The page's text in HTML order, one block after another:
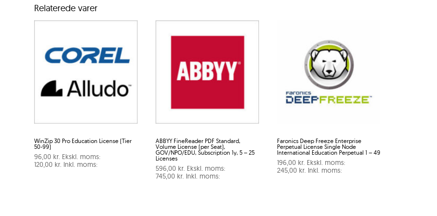
Relaterede varer
WinZip 30 Pro Education License (Tier
50-99)
96,00 kr. Ekskl. moms:
120,00 kr. Inkl. moms:
ABBYY FineReader PDF Standard,
Volume License (per Seat),
GOV/NPO/EDU, Subscription 1y, 5 – 25
Licenses
596,00 kr. Ekskl. moms:
745,00 kr. Inkl. moms:
Faronics Deep Freeze Enterprise
Perpetual License Single Node
International Education Perpetual 1 – 49
196,00 kr. Ekskl. moms:
245,00 kr. Inkl. moms: